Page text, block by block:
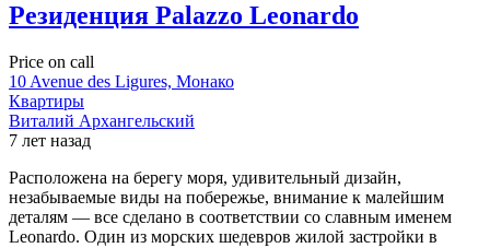
Резиденция Palazzo Leonardo
Price on call
10 Avenue des Ligures, Монако
Квартиры
Виталий Архангельский
7 лет назад
Расположена на берегу моря, удивительный дизайн,
незабываемые виды на побережье, внимание к малейшим
деталям — все сделано в соответствии со славным именем
Leonardo. Один из морских шедевров жилой застройки в